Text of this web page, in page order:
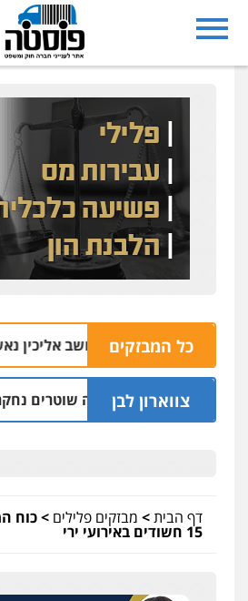
כל המבזקים
בעל משק במושב אליכין נאשם
צווארון לבן
שלושה שוטרים נחקרו
דף הבית> מבזקים פלילים >כוח
15 חשודים באירועי ירי